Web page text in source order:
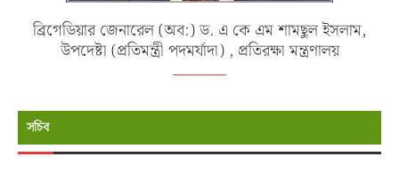
ব্রিগেডিয়ার জেনারেল (অব:) ড. এ কে এম শামছুল ইসলাম,
উপদেষ্টা (প্রতিমন্ত্রী পদমর্যাদা) , প্রতিরক্ষা মন্ত্রণালয়
সচিব